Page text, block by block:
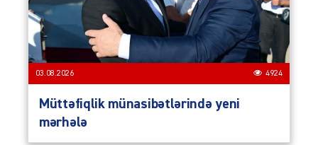
03.08.2026 4924
Müttəfiqlik münasibətlərində yeni
mərhələ